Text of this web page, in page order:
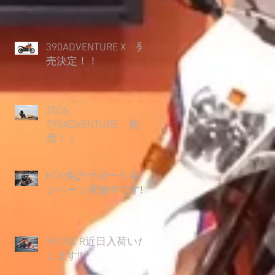
390ADVENTURE X 発
売決定！！
2026
790ADVENTURE 発
売！！
KTM免許サポートキャ
ンペーン実施中です‼
990 RC R近日入荷いた
します‼